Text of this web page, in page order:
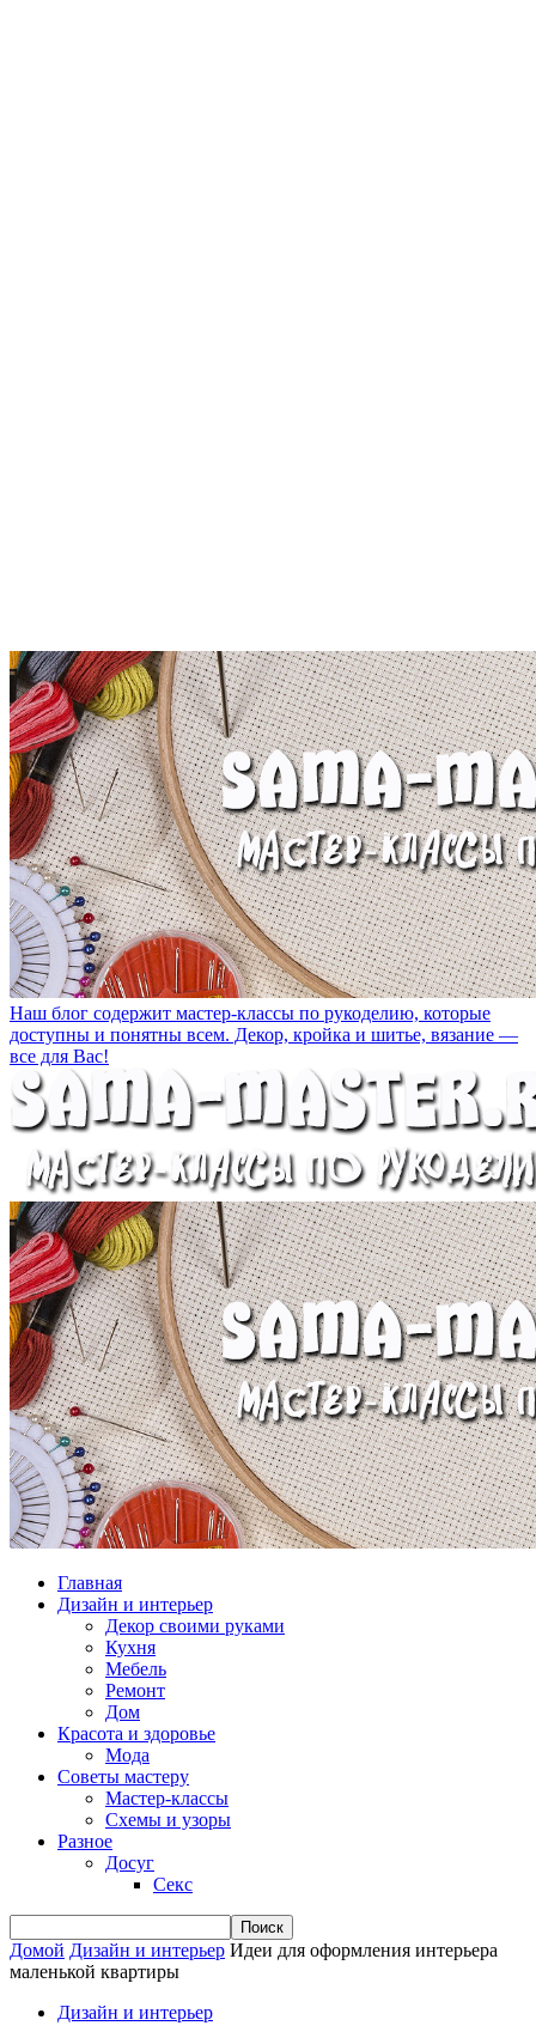
Наш блог содержит мастер-классы по рукоделию, которые
доступны и понятны всем. Декор, кройка и шитье, вязание —
все для Вас!
Главная
Дизайн и интерьер
Декор своими руками
Кухня
Мебель
Ремонт
Дом
Красота и здоровье
Мода
Советы мастеру
Мастер-классы
Схемы и узоры
Разное
Досуг
Секс
Домой Дизайн и интерьер Идеи для оформления интерьера
маленькой квартиры
Дизайн и интерьер